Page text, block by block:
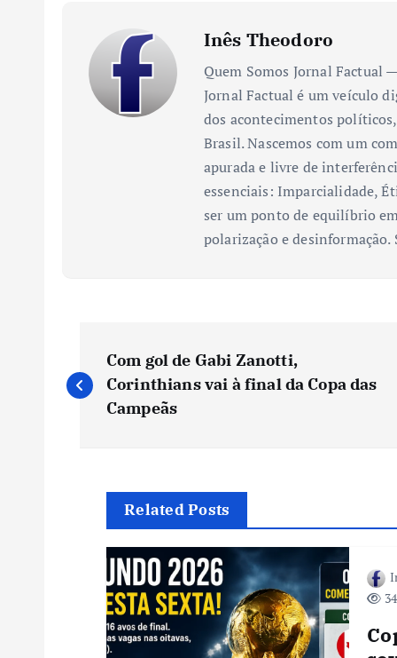
Inês Theodoro
Quem Somos Jornal Factual
Jornal Factual é um veículo
dos acontecimentos
Brasil. Nascemos com um
apurada e livre de
essenciais: Imparcialidade,
ser um ponto de equilíbrio
polarização e
a
Com gol de Gabi Zanotti,
Corinthians vai à final da Copa das
Campeãs
Related Posts